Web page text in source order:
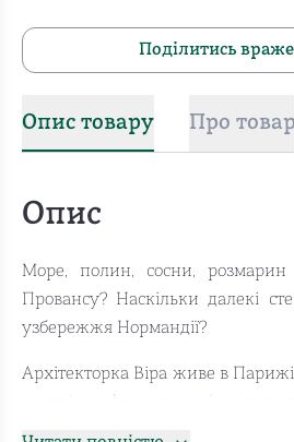
Поділитись
Опис товару Про товар
Опис
Море, полин, сосни,
Провансу? Наскільки далекі
узбережжя Нормандії?
Архітекторка Віра живе в
не будить дзвінок: «Ти що,